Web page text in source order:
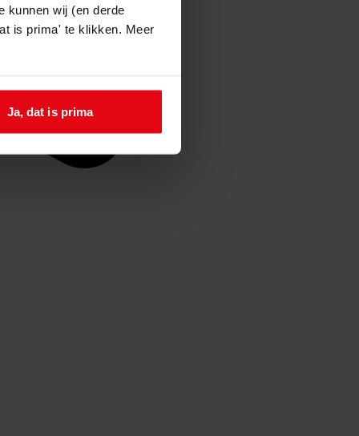
kunnen wij (en derde
is prima' te klikken. Meer
Ja, dat is prima